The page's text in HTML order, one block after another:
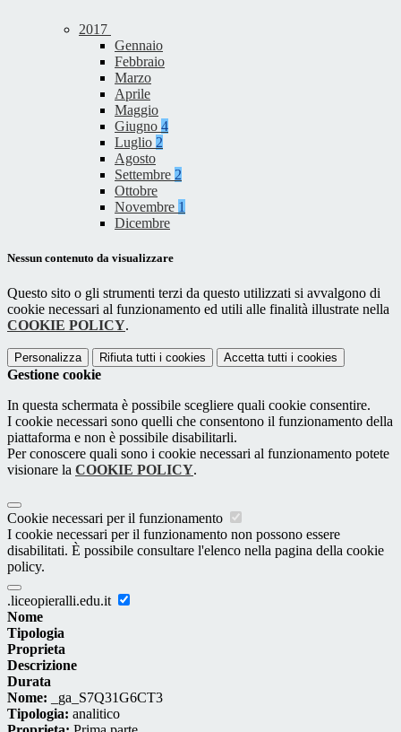
2017
Gennaio
Febbraio
Marzo
Aprile
Maggio
Giugno 4
Luglio 2
Agosto
Settembre 2
Ottobre
Novembre 1
Dicembre
Nessun contenuto da visualizzare
Questo sito o gli strumenti terzi da questo utilizzati si avvalgono di
cookie necessari al funzionamento ed utili alle finalità illustrate nella
COOKIE POLICY.
Personalizza Rifiuta tutti i cookies Accetta tutti i cookies
Gestione cookie
In questa schermata è possibile scegliere quali cookie consentire.
I cookie necessari sono quelli che consentono il funzionamento della
piattaforma e non è possibile disabilitarli.
Per conoscere quali sono i cookie necessari al funzionamento potete
visionare la COOKIE POLICY.
Cookie necessari per il funzionamento
I cookie necessari per il funzionamento non possono essere
disabilitati. È possibile consultare l'elenco nella pagina della cookie
policy.
.liceopieralli.edu.it
Nome
Tipologia
Proprieta
Descrizione
Durata
Nome: _ga_S7Q31G6CT3
Tipologia: analitico